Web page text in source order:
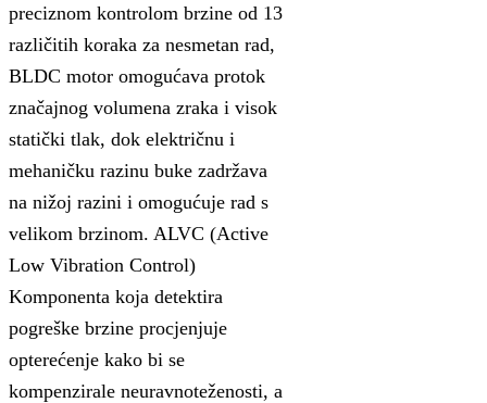
preciznom kontrolom brzine od 13
različitih koraka za nesmetan rad,
BLDC motor omogućava protok
značajnog volumena zraka i visok
statički tlak, dok električnu i
mehaničku razinu buke zadržava
na nižoj razini i omogućuje rad s
velikom brzinom. ALVC (Active
Low Vibration Control)
Komponenta koja detektira
pogreške brzine procjenjuje
opterećenje kako bi se
kompenzirale neuravnoteženosti, a